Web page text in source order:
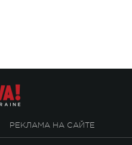
РЕКЛАМА НА САЙТЕ